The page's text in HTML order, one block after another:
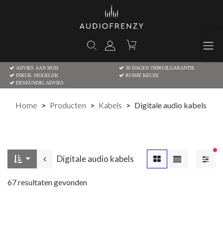
ADVIES AAN HUIS
30 DAGEN OMRUILGARANTIE
INRUIL MOGELIJK
RUIME KEUZE
DESKUNDIG ADVIES
Home Producten Kabels Digitale audio kabels
Digitale audio kabels
67resultaten gevonden